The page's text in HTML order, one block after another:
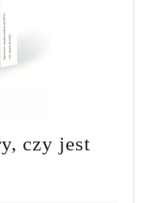
czy jest